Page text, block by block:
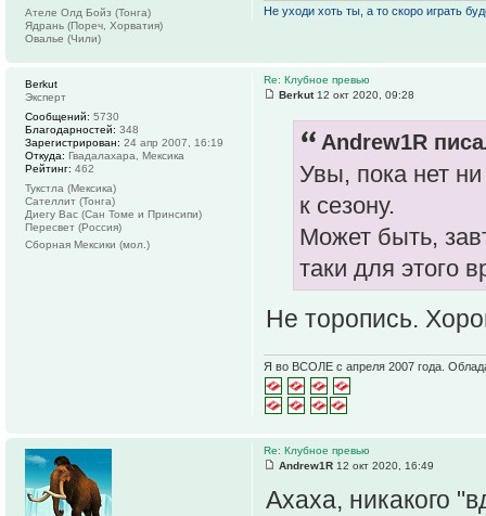
Не уходи хоть ты, а то скоро играть
Ателе Олд Бойз (Тонга)
Ядрань (Пореч, Хорватия)
Овалье (Чили)
Re: Клубное превью
Berkut12 окт 2020, 09:28
Andrew1R
Увы, пока нет
к сезону.
Может быть,
таки для этого
Не торопись.
Я во ВСОЛЕ с апреля 2007 года.
Berkut
Эксперт
Сообщений: 5730
Благодарностей: 348
Зарегистрирован: 24 апр 2007, 16:19
Откуда: Гвадалахара, Мексика
Рейтинг: 462
Тукстла (Мексика)
Сателлит (Тонга)
Диегу Вас (Сан Томе и Принсипи)
Пересвет (Россия)
Сборная Мексики (мол.)
Re: Клубное превью
Andrew1R 12 окт 2020, 16:49
Ахаха, никакого